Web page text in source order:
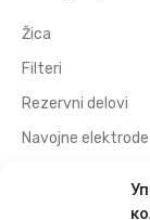
Žica
Filteri
Rezervni delovi
Navojne elektrode